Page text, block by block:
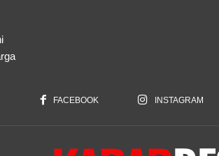
FACEBOOK INSTAGRAM